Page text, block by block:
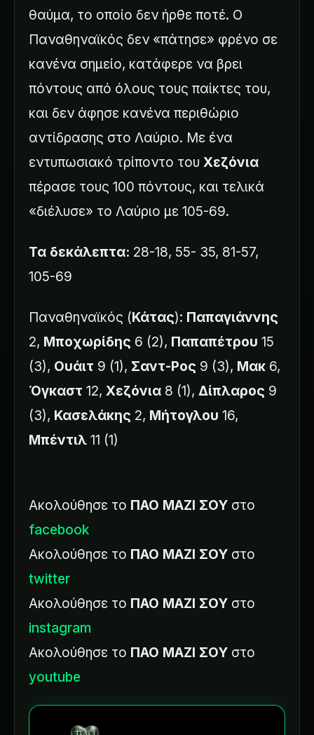
θαύμα, το οποίο δεν ήρθε ποτέ. Ο
Παναθηναϊκός δεν «πάτησε» φρένο σε
κανένα σημείο, κατάφερε να βρει
πόντους από όλους τους παίκτες του,
και δεν άφησε κανένα περιθώριο
αντίδρασης στο Λαύριο. Με ένα
εντυπωσιακό τρίποντο του Χεζόνια
πέρασε τους 100 πόντους, και τελικά
«διέλυσε» το Λαύριο με 105-69.
Τα δεκάλεπτα: 28-18, 55- 35, 81-57,
105-69
Παναθηναϊκός (Κάτας): Παπαγιάννης
2, Μποχωρίδης 6 (2), Παπαπέτρου 15
(3), Ουάιτ 9 (1), Σαντ-Ρος 9 (3), Μακ 6,
Όγκαστ 12, Χεζόνια 8 (1), Δίπλαρος 9
(3), Κασελάκης 2, Μήτογλου 16,
Μπέντιλ 11 (1)
Ακολούθησε το ΠΑΟ ΜΑΖΙ ΣΟΥ στο
facebook
Ακολούθησε το ΠΑΟ ΜΑΖΙ ΣΟΥ στο
twitter
Ακολούθησε το ΠΑΟ ΜΑΖΙ ΣΟΥ στο
instagram
Ακολούθησε το ΠΑΟ ΜΑΖΙ ΣΟΥ στο
youtube